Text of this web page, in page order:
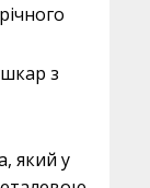
з
який у